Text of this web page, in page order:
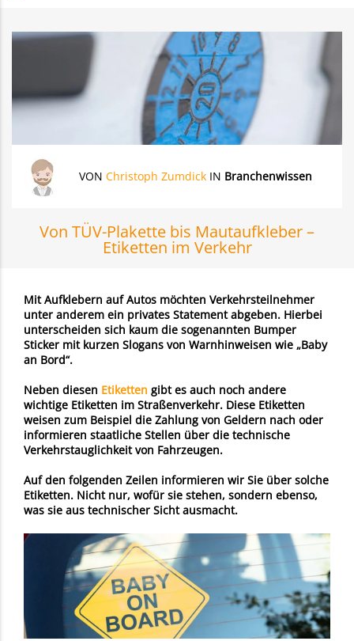
VON Christoph Zumdick IN Branchenwissen
Von TÜV-Plakette bis Mautaufkleber –
Etiketten im Verkehr
Mit Aufklebern auf Autos möchten Verkehrsteilnehmer
unter anderem ein privates Statement abgeben. Hierbei
unterscheiden sich kaum die sogenannten Bumper
Sticker mit kurzen Slogans von Warnhinweisen wie „Baby
an Bord“.
Neben diesen Etiketten gibt es auch noch andere
wichtige Etiketten im Straßenverkehr. Diese Etiketten
weisen zum Beispiel die Zahlung von Geldern nach oder
informieren staatliche Stellen über die technische
Verkehrstauglichkeit von Fahrzeugen.
Auf den folgenden Zeilen informieren wir Sie über solche
Etiketten. Nicht nur, wofür sie stehen, sondern ebenso,
was sie aus technischer Sicht ausmacht.